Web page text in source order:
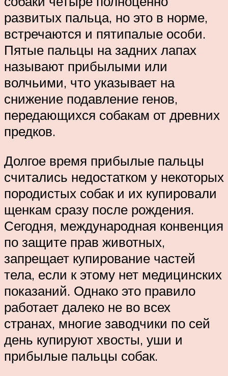
развитых пальца, но это в норме,
встречаются и пятипалые особи.
Пятые пальцы на задних лапах
называют прибылыми или
волчьими, что указывает на
снижение подавление генов,
передающихся собакам от древних
предков.
Долгое время прибылые пальцы
считались недостатком у некоторых
породистых собак и их купировали
щенкам сразу после рождения.
Сегодня, международная конвенция
по защите прав животных,
запрещает купирование частей
тела, если к этому нет медицинских
показаний. Однако это правило
работает далеко не во всех
странах, многие заводчики по сей
день купируют хвосты, уши и
прибылые пальцы собак.